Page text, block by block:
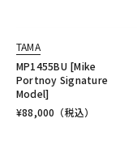
TAMA
MP1455BU [Mike
Portnoy Signature
Model]
¥88,000 （税込）